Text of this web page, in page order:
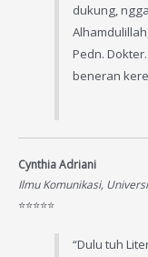
dukung,
Pedn.
beneran
Cynthia Adriani
Ilmu Komunikasi,
⭐️⭐️⭐️⭐️⭐️
“Dulu tuh